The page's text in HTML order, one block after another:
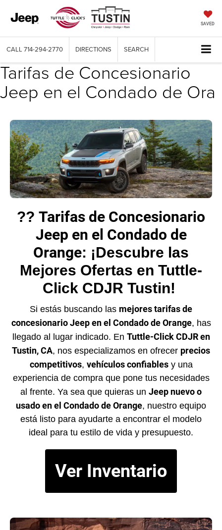
SAVED
CALL 714-294-2770 DIRECTIONS SEARCH
Tarifas de Concesionario
Jeep en el Condado de Ora
?? Tarifas de Concesionario
Jeep en el Condado de
Orange: ¡Descubre las
Mejores Ofertas en Tuttle-
Click CDJR Tustin!
Si estás buscando las mejores tarifas de
concesionario Jeep en el Condado de Orange, has
llegado al lugar indicado. En Tuttle-Click CDJR en
Tustin, CA, nos especializamos en ofrecer precios
competitivos, vehículos confiablesy una
experiencia de compra que pone tus necesidades
al frente. Ya sea que quieras un Jeep nuevo o
usado en el Condado de Orange, nuestro equipo
está listo para ayudarte a encontrar el modelo
ideal para tu estilo de vida y presupuesto.
Ver Inventario